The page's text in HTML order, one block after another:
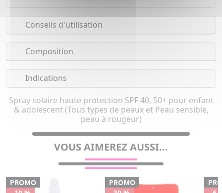
Conseils d'utilisation
Composition
Indications
Spray solaire haute protection SPF 40, 50+ pour enfant
& adolescent (Tous types de peaux et Peau sensible,
peau à rougeur)
VOUS AIMEREZ AUSSI...
PROMO
PROMO